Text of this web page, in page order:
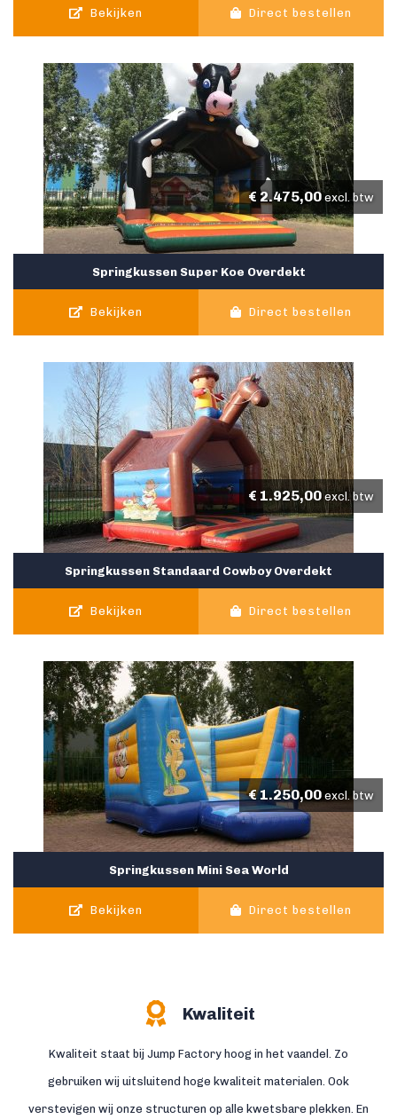
Bekijken Direct bestellen
Springkussen Super Koe Overdekt
€ 2.475,00 excl. btw
Bekijken Direct bestellen
Springkussen Standaard Cowboy Overdekt
€ 1.925,00 excl. btw
Bekijken Direct bestellen
Springkussen Mini Sea World
€1.250,00 excl. btw
Bekijken Direct bestellen
Kwaliteit
Kwaliteit staat bij Jump Factory hoog in het vaandel. Zo
gebruiken wij uitsluitend hoge kwaliteit materialen. Ook
verstevigen wij onze structuren op alle kwetsbare plekken. En